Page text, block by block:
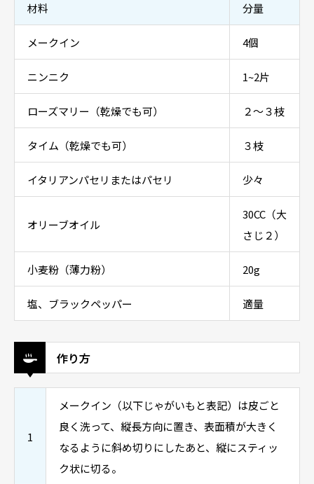
材料 分量
メークイン 4個
ニンニク 1~2片
ローズマリー（乾燥でも可） ２～３枝
タイム（乾燥でも可） ３枝
イタリアンパセリまたはパセリ 少々
オリーブオイル
30CC（大
さじ２）
小麦粉（薄力粉） 20g
塩、ブラックペッパー 適量
作り方
1
メークイン（以下じゃがいもと表記）は皮ごと
良く洗って、縦長方向に置き、表面積が大きく
なるように斜め切りにしたあと、縦にスティッ
ク状に切る。